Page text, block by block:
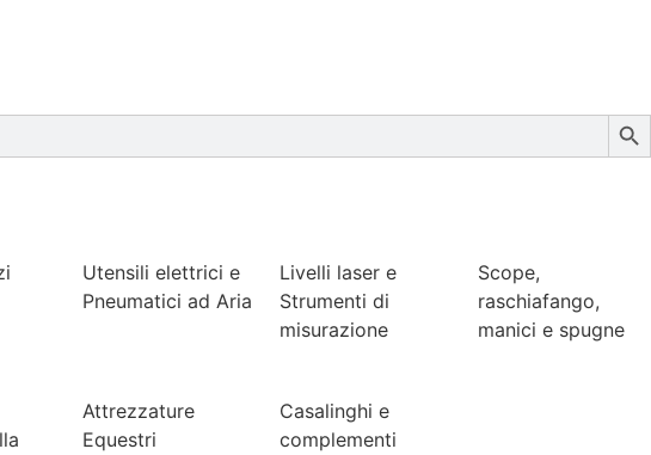
Utensili elettrici e
Pneumatici ad Aria
Livelli laser e
Strumenti di
misurazione
Scope,
raschiafango,
manici e spugne
Attrezzature
Equestri
Casalinghi e
complementi